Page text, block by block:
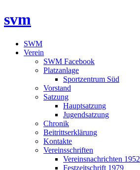
svm
SWM
Verein
SWM Facebook
Platzanlage
Sportzentrum Süd
Vorstand
Satzung
Hauptsatzung
Jugendsatzung
Chronik
Beitrittserklärung
Kontakte
Vereinsschriften
Vereinsnachrichten 1952
Festzeitschrift 1979